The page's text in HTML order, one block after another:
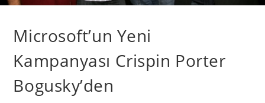
Microsoft’un Yeni
Kampanyası Crispin Porter
Bogusky’den